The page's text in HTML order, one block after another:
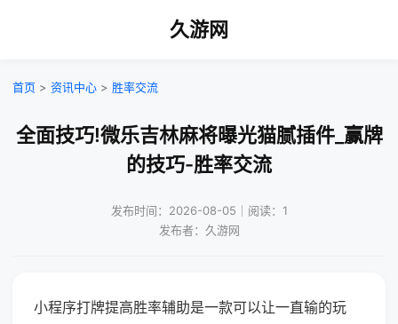
久游网
首页 > 资讯中心 > 胜率交流
全面技巧!微乐吉林麻将曝光猫腻插件_赢牌
的技巧-胜率交流
发布时间：2026-08-05｜阅读：1
发布者：久游网
小程序打牌提高胜率辅助是一款可以让一直输的玩